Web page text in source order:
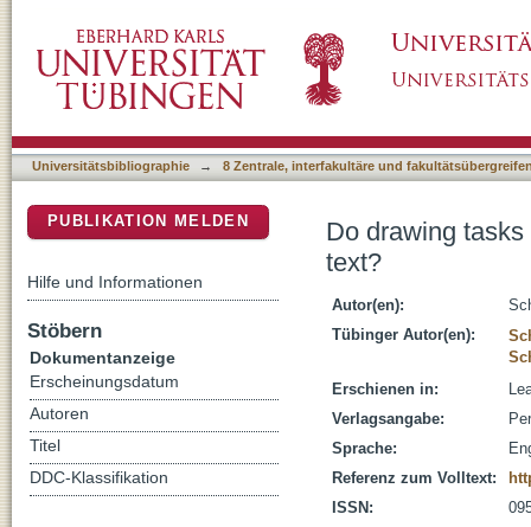
Universitätsbibliographie → 8 Zentrale, interfakultäre und
Do drawing
text?
Autor(en):
Tübinger Autor(en):
Erschienen in:
Verlagsangabe:
Sprache:
Referenz zum Volltext:
ISSN:
PUBLIKATION MELDEN
Hilfe und Informationen
Stöbern
Dokumentanzeige
Erscheinungsdatum
Autoren
Titel
DDC-Klassifikation